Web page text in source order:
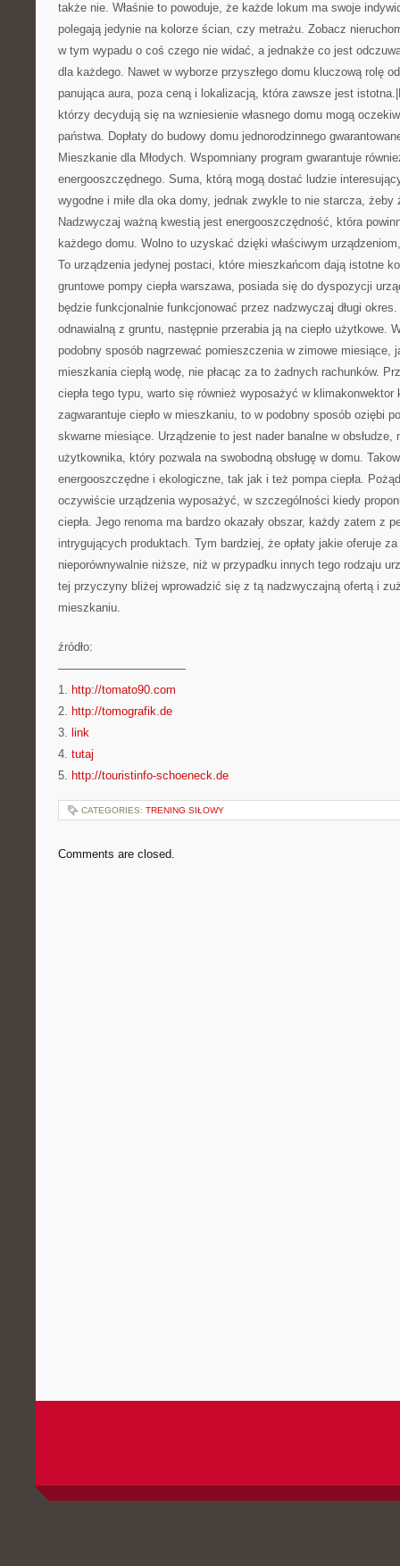
także nie. Właśnie to powoduje, że każde lokum ma swoje
polegają jedynie na kolorze ścian, czy metrażu. Zobacz
w tym wypadu o coś czego nie widać, a jednakże co jest
dla każdego. Nawet w wyborze przyszłego domu kluczową rolę
panująca aura, poza ceną i lokalizacją, która zawsze jest
którzy decydują się na wzniesienie własnego domu mogą
państwa. Dopłaty do budowy domu jednorodzinnego
Mieszkanie dla Młodych. Wspomniany program gwarantuje
energooszczędnego. Suma, którą mogą dostać ludzie
wygodne i miłe dla oka domy, jednak zwykle to nie starcza, żeby
Nadzwyczaj ważną kwestią jest energooszczędność, która
każdego domu. Wolno to uzyskać dzięki właściwym
To urządzenia jedynej postaci, które mieszkańcom dają istotne
gruntowe pompy ciepła warszawa, posiada się do dyspozycji
będzie funkcjonalnie funkcjonować przez nadzwyczaj długi
odnawialną z gruntu, następnie przerabia ją na ciepło użytkowe.
podobny sposób nagrzewać pomieszczenia w zimowe miesiące,
mieszkania ciepłą wodę, nie płacąc za to żadnych rachunków.
ciepła tego typu, warto się również wyposażyć w klimakonwektor
zagwarantuje ciepło w mieszkaniu, to w podobny sposób oziębi
skwarne miesiące. Urządzenie to jest nader banalne w obsłudze,
użytkownika, który pozwala na swobodną obsługę w domu.
energooszczędne i ekologiczne, tak jak i też pompa ciepła.
oczywiście urządzenia wyposażyć, w szczególności kiedy
ciepła. Jego renoma ma bardzo okazały obszar, każdy zatem z
intrygujących produktach. Tym bardziej, że opłaty jakie oferuje
nieporównywalnie niższe, niż w przypadku innych tego rodzaju
tej przyczyny bliżej wprowadzić się z tą nadzwyczajną ofertą i
mieszkaniu.
źródło:
———————————
1. http://tomato90.com
2. http://tomografik.de
3. link
4. tutaj
5. http://touristinfo-schoeneck.de
CATEGORIES: TRENING SIŁOWY
Comments are closed.